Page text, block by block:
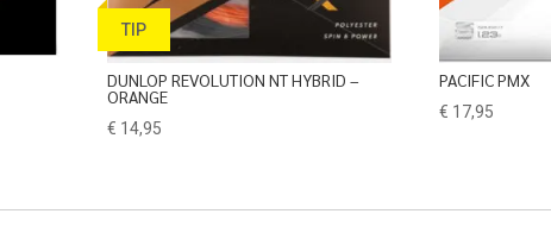
TIP
DUNLOP REVOLUTION NT HYBRID –
ORANGE
€ 14,95
PACIFIC PMX
€ 17,95